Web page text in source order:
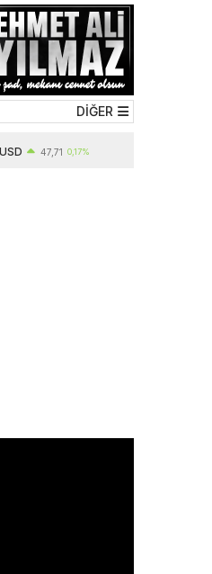
DİĞER
47,71 0,17%